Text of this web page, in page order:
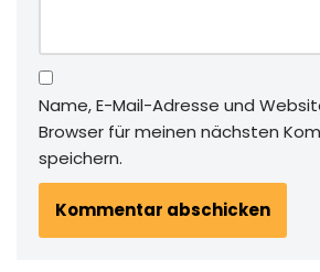
Name, E-Mail-Adresse und
Browser für meinen nächsten
speichern.